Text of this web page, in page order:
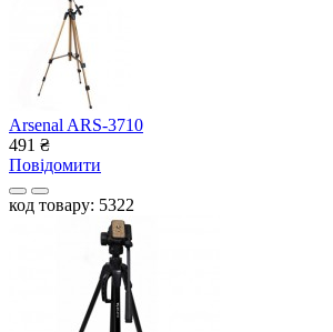
Arsenal ARS-3710
491 ₴
Повідомити
код товару: 5322